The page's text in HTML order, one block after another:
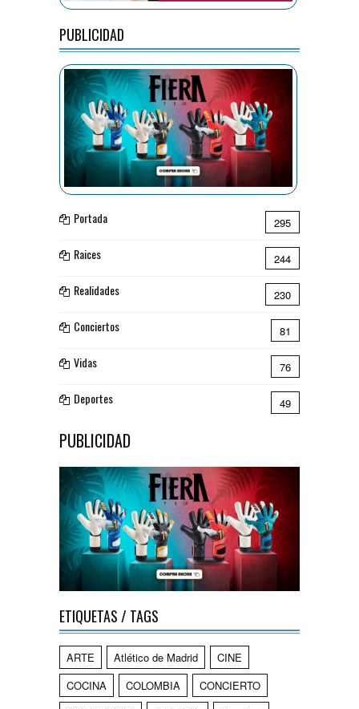
PUBLICIDAD
Portada 295
Raices 244
Realidades 230
Conciertos 81
Vidas 76
Deportes 49
PUBLICIDAD
ETIQUETAS / TAGS
ARTE Atlético de Madrid
CINE
COCINA
COLOMBIA
CONCIERTO